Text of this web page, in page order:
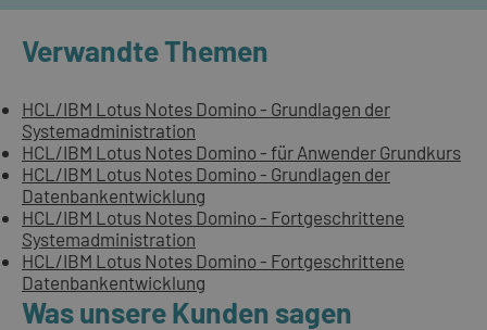
Verwandte Themen
HCL/IBM Lotus Notes Domino - Grundlagen der
Systemadministration
HCL/IBM Lotus Notes Domino - für Anwender Grundkurs
HCL/IBM Lotus Notes Domino - Grundlagen der
Datenbankentwicklung
HCL/IBM Lotus Notes Domino - Fortgeschrittene
Systemadministration
HCL/IBM Lotus Notes Domino - Fortgeschrittene
Datenbankentwicklung
Was unsere Kunden sagen